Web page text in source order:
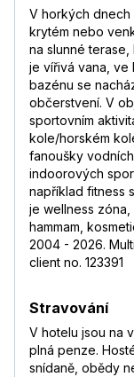
V horkých dnech
krytém nebo
na slunné
je vířivá vana, ve
bazénu se
občerstvení. V
sportovním
kole/horském
fanoušky
indoorových
například fitness
je wellness zóna,
hammam,
2004 - 2026.
client no. 123391
Stravování
V hotelu jsou na
plná penze.
snídaně, obědy